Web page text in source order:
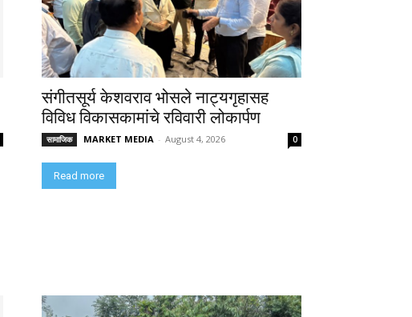
संगीतसूर्य केशवराव भोसले नाट्यगृहासह
विविध विकासकामांचे रविवारी लोकार्पण
सामाजिक MARKET MEDIA - August 4, 2026 0
Read more